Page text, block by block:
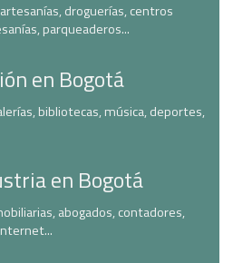
droguerías, centros
parqueaderos...
en Bogotá
bibliotecas, música, deportes,
en Bogotá
abogados, contadores,